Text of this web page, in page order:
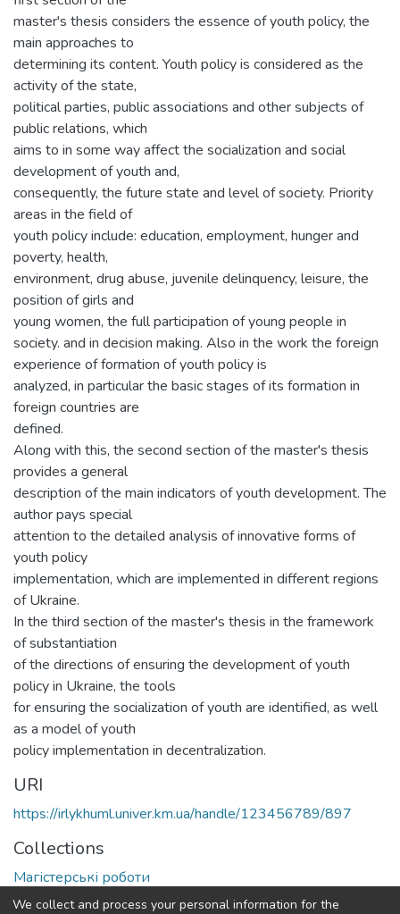
master's thesis considers the essence of youth policy, the
main approaches to
determining its content. Youth policy is considered as the
activity of the state,
political parties, public associations and other subjects of
public relations, which
aims to in some way affect the socialization and social
development of youth and,
consequently, the future state and level of society. Priority
areas in the field of
youth policy include: education, employment, hunger and
poverty, health,
environment, drug abuse, juvenile delinquency, leisure, the
position of girls and
young women, the full participation of young people in
society. and in decision making. Also in the work the foreign
experience of formation of youth policy is
analyzed, in particular the basic stages of its formation in
foreign countries are
defined.
Along with this, the second section of the master's thesis
provides a general
description of the main indicators of youth development. The
author pays special
attention to the detailed analysis of innovative forms of
youth policy
implementation, which are implemented in different regions
of Ukraine.
In the third section of the master's thesis in the framework
of substantiation
of the directions of ensuring the development of youth
policy in Ukraine, the tools
for ensuring the socialization of youth are identified, as well
as a model of youth
policy implementation in decentralization.
URI
https://irlykhuml.univer.km.ua/handle/123456789/897
Collections
Магістерські роботи
We collect and process your personal information for the